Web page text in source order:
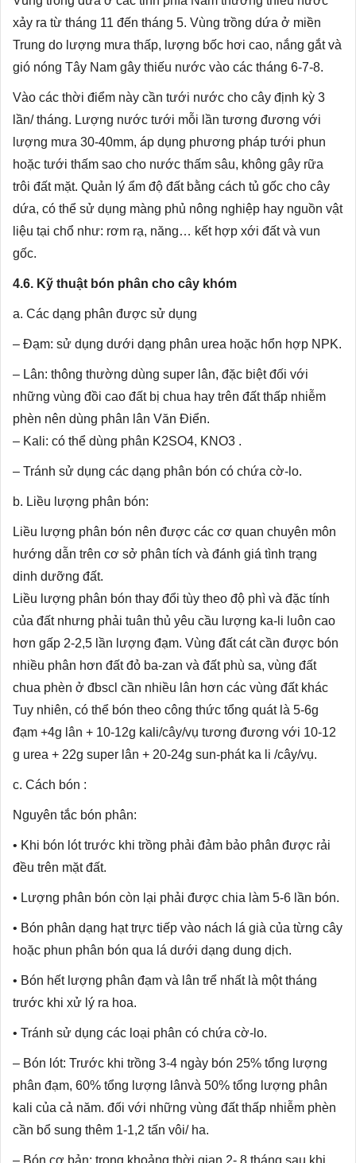
xảy ra từ tháng 11 đến tháng 5. Vùng trồng dứa ở miền
Trung do lượng mưa thấp, lượng bốc hơi cao, nắng gắt và
gió nóng Tây Nam gây thiếu nước vào các tháng 6-7-8.
Vào các thời điểm này cần tưới nước cho cây định kỳ 3
lần/ tháng. Lượng nước tưới mỗi lần tương đương với
lượng mưa 30-40mm, áp dụng phương pháp tưới phun
hoặc tưới thấm sao cho nước thấm sâu, không gây rữa
trôi đất mặt. Quản lý ẩm độ đất bằng cách tủ gốc cho cây
dứa, có thể sử dụng màng phủ nông nghiệp hay nguồn vật
liệu tại chổ như: rơm rạ, năng… kết hợp xới đất và vun
gốc.
4.6. Kỹ thuật bón phân cho cây khóm
a. Các dạng phân được sử dụng
– Đạm: sử dụng dưới dạng phân urea hoặc hổn hợp NPK.
– Lân: thông thường dùng super lân, đặc biệt đối với
những vùng đồi cao đất bị chua hay trên đất thấp nhiễm
phèn nên dùng phân lân Văn Điển.
– Kali: có thể dùng phân K2SO4, KNO3 .
– Tránh sử dụng các dạng phân bón có chứa cờ-lo.
b. Liều lượng phân bón:
Liều lượng phân bón nên được các cơ quan chuyên môn
hướng dẫn trên cơ sở phân tích và đánh giá tình trạng
dinh dưỡng đất.
Liều lượng phân bón thay đổi tùy theo độ phì và đặc tính
của đất nhưng phải tuân thủ yêu cầu lượng ka-li luôn cao
hơn gấp 2-2,5 lần lượng đạm. Vùng đất cát cần được bón
nhiều phân hơn đất đỏ ba-zan và đất phù sa, vùng đất
chua phèn ở đbscl cần nhiều lân hơn các vùng đất khác
Tuy nhiên, có thể bón theo công thức tổng quát là 5-6g
đạm +4g lân + 10-12g kali/cây/vụ tương đương với 10-12
g urea + 22g super lân + 20-24g sun-phát ka li /cây/vụ.
c. Cách bón :
Nguyên tắc bón phân:
• Khi bón lót trước khi trồng phải đảm bảo phân được rải
đều trên mặt đất.
• Lượng phân bón còn lại phải được chia làm 5-6 lần bón.
• Bón phân dạng hạt trực tiếp vào nách lá già của từng cây
hoặc phun phân bón qua lá dưới dạng dung dịch.
• Bón hết lượng phân đạm và lân trể nhất là một tháng
trước khi xử lý ra hoa.
• Tránh sử dụng các loại phân có chứa cờ-lo.
– Bón lót: Trước khi trồng 3-4 ngày bón 25% tổng lượng
phân đạm, 60% tổng lượng lânvà 50% tổng lượng phân
kali của cả năm. đối với những vùng đất thấp nhiễm phèn
cần bổ sung thêm 1-1,2 tấn vôi/ ha.
– Bón cơ bản: trong khoảng thời gian 2- 8 tháng sau khi